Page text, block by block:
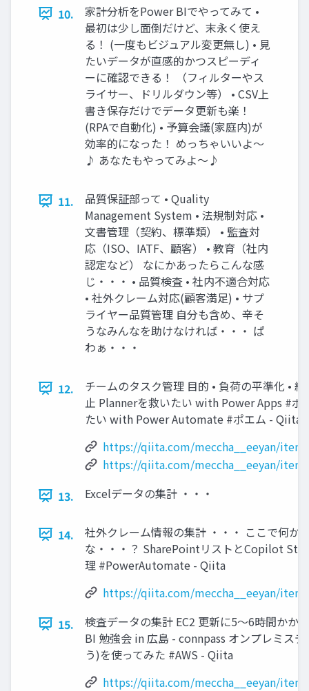
10.
家計分析をPower BIでやってみて •
最初は少し面倒だけど、末永く使え
る！ (一度もビジュアル変更無し) • 見
たいデータが直感的かつスピーディ
ーに確認できる！ （フィルターやス
ライサー、ドリルダウン等） • CSV上
書き保存だけでデータ更新も楽！
(RPAで自動化) • 予算会議(家庭内)が
効率的になった！ めっちゃいいよ～
♪ あなたもやってみよ〜♪
11.
品質保証部って • Quality
Management System • 法規制対応 •
文書管理（契約、標準類） • 監査対
応（ISO、IATF、顧客） • 教育（社内
認定など） なにかあったらこんな感
じ・・・ • 品質検査 • 社内不適合対応
• 社外クレーム対応(顧客満足) • サプ
ライヤー品質管理 自分も含め、辛そ
うなみんなを助けなければ・・・ ぱ
わぁ・・・
12.
チームのタスク管理 目的 • 負荷の平準化 •
止 Plannerを救いたい with Power Apps #
たい with Power Automate #ポエム - Qiita
https://qiita.com/meccha__eeyan/
https://qiita.com/meccha__eeyan/
13.
Excelデータの集計 ・・・
14.
社外クレーム情報の集計 ・・・ ここで何か
な・・・？ SharePointリストとCopilot
理 #PowerAutomate - Qiita
https://qiita.com/meccha__eeyan/
15.
検査データの集計 EC2 更新に5～6時間かか
BI 勉強会 in 広島 - connpass オンプレミス
う)を使ってみた #AWS - Qiita
https://qiita.com/meccha__eeyan/